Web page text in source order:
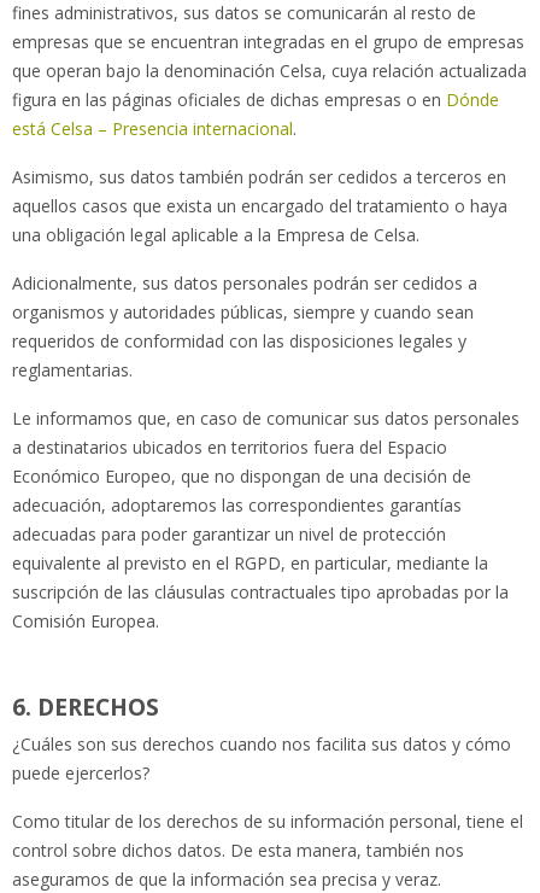
fines administrativos, sus datos se comunicarán al resto de
empresas que se encuentran integradas en el grupo de empresas
que operan bajo la denominación Celsa, cuya relación actualizada
figura en las páginas oficiales de dichas empresas o en Dónde
está Celsa – Presencia internacional.
Asimismo, sus datos también podrán ser cedidos a terceros en
aquellos casos que exista un encargado del tratamiento o haya
una obligación legal aplicable a la Empresa de Celsa.
Adicionalmente, sus datos personales podrán ser cedidos a
organismos y autoridades públicas, siempre y cuando sean
requeridos de conformidad con las disposiciones legales y
reglamentarias.
Le informamos que, en caso de comunicar sus datos personales
a destinatarios ubicados en territorios fuera del Espacio
Económico Europeo, que no dispongan de una decisión de
adecuación, adoptaremos las correspondientes garantías
adecuadas para poder garantizar un nivel de protección
equivalente al previsto en el RGPD, en particular, mediante la
suscripción de las cláusulas contractuales tipo aprobadas por la
Comisión Europea.
6. DERECHOS
¿Cuáles son sus derechos cuando nos facilita sus datos y cómo
puede ejercerlos?
Como titular de los derechos de su información personal, tiene el
control sobre dichos datos. De esta manera, también nos
aseguramos de que la información sea precisa y veraz.